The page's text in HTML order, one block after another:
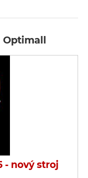
Optimall
- nový stroj